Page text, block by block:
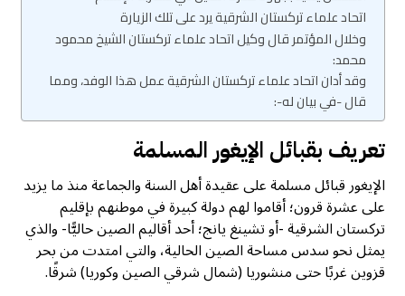
اتحاد علماء تركستان الشرقية يرد على تلك الزيارة
وخلال المؤتمر قال وكيل اتحاد علماء تركستان الشيخ محمود
محمد:
وقد أدان اتحاد علماء تركستان الشرقية عمل هذا الوفد، ومما
قال -في بيان له-:
تعريف بقبائل الإيغور المسلمة
الإيغور قبائل مسلمة على عقيدة أهل السنة والجماعة منذ ما يزيد
على عشرة قرون؛ أقاموا لهم دولة كبيرة في موطنهم بإقليم
تركستان الشرقية -أو تشينغ يانج؛ أحد أقاليم الصين حاليًّا- والذي
يمثل نحو سدس مساحة الصين الحالية، والتي امتدت من بحر
قزوين غربًا حتى منشوريا (شمال شرقي الصين وكوريا) شرقًا.